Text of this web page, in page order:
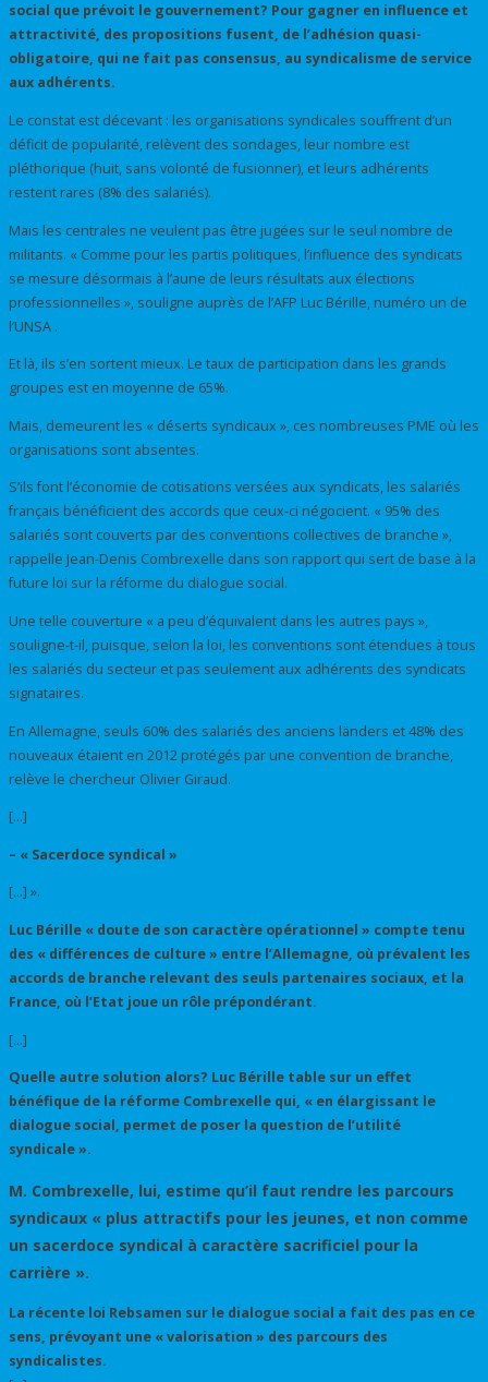
social que prévoit le gouvernement? Pour gagner en influence et
attractivité, des propositions fusent, de l’adhésion quasi-
obligatoire, qui ne fait pas consensus, au syndicalisme de service
aux adhérents.
Le constat est décevant : les organisations syndicales souffrent d’un
déficit de popularité, relèvent des sondages, leur nombre est
pléthorique (huit, sans volonté de fusionner), et leurs adhérents
restent rares (8% des salariés).
Mais les centrales ne veulent pas être jugées sur le seul nombre de
militants. « Comme pour les partis politiques, l’influence des syndicats
se mesure désormais à l’aune de leurs résultats aux élections
professionnelles », souligne auprès de l’AFP Luc Bérille, numéro un de
l’UNSA .
Et là, ils s’en sortent mieux. Le taux de participation dans les grands
groupes est en moyenne de 65%.
Mais, demeurent les « déserts syndicaux », ces nombreuses PME où les
organisations sont absentes.
S’ils font l’économie de cotisations versées aux syndicats, les salariés
français bénéficient des accords que ceux-ci négocient. « 95% des
salariés sont couverts par des conventions collectives de branche »,
rappelle Jean-Denis Combrexelle dans son rapport qui sert de base à la
future loi sur la réforme du dialogue social.
Une telle couverture « a peu d’équivalent dans les autres pays »,
souligne-t-il, puisque, selon la loi, les conventions sont étendues à tous
les salariés du secteur et pas seulement aux adhérents des syndicats
signataires.
En Allemagne, seuls 60% des salariés des anciens länders et 48% des
nouveaux étaient en 2012 protégés par une convention de branche,
relève le chercheur Olivier Giraud.
[…]
– « Sacerdoce syndical »
[…] ».
Luc Bérille « doute de son caractère opérationnel » compte tenu
des « différences de culture » entre l’Allemagne, où prévalent les
accords de branche relevant des seuls partenaires sociaux, et la
France, où l’Etat joue un rôle prépondérant.
[…]
Quelle autre solution alors? Luc Bérille table sur un effet
bénéfique de la réforme Combrexelle qui, « en élargissant le
dialogue social, permet de poser la question de l’utilité
syndicale ».
M. Combrexelle, lui, estime qu’il faut rendre les parcours
syndicaux « plus attractifs pour les jeunes, et non comme
un sacerdoce syndical à caractère sacrificiel pour la
carrière ».
La récente loi Rebsamen sur le dialogue social a fait des pas en ce
sens, prévoyant une « valorisation » des parcours des
syndicalistes.